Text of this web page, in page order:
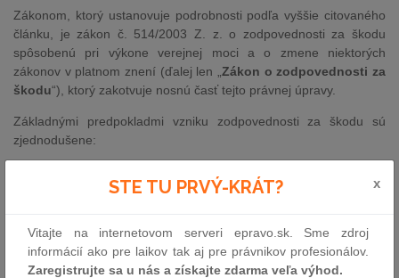
Zákonom, ktorý ustanovuje podrobnosti podľa vyššie citovaného
článku, je zákon č. 514/2003 Z. z. o zodpovednosti za škodu
spôsobenú pri výkone verejnej moci a o zmene niektorých
zákonov v platnom znení (ďalej len „ Zákon o zodpovednosti za
škodu“), ktorý zakotvuje nosnú časť tejto právnej úpravy.
Základnými predpokladmi vzniku zodpovednosti za škodu sú
zjednodušene:
existencia ujmy, resp. skutočnej škody, ušlého zisku alebo
príčinná súvislosť medzi nezákonným rozhodnutím alebo
neprávnym úradným postupom a ujmou.
STE TU PRVÝ-KRÁT? x
Vitajte na internetovom serveri epravo.sk. Sme zdroj
informácií ako pre laikov tak aj pre právnikov profesionálov.
Zaregistrujte sa u nás a získajte zdarma veľa výhod.